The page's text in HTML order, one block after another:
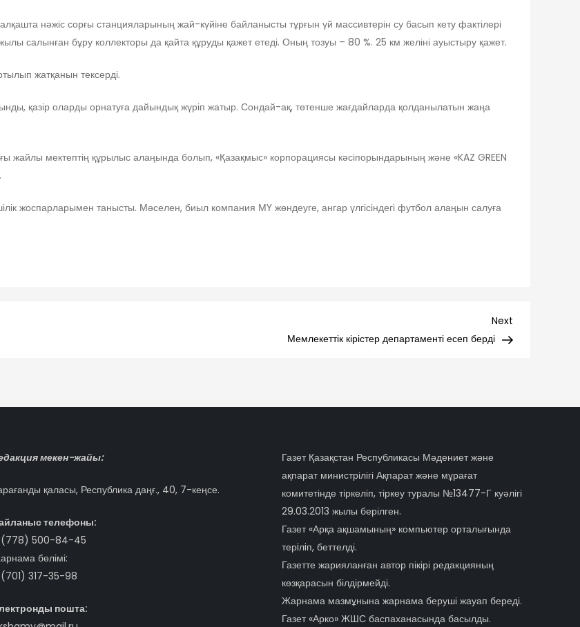
нәжіс сорғы станцияларының жай-күйіне байланысты тұрғын үй массивтерін су басып кету фактілері
салынған бұру коллекторы да қайта құруды қажет етеді. Оның тозуы – 80 %. 25 км желіні ауыстыру қажет.
жатқанын тексерді.
қазір оларды орнатуға дайындық жүріп жатыр. Сондай-ақ, төтенше жағдайларда қолданылатын жаңа
мектептің құрылыс алаңында болып, «Қазақмыс» корпорациясы кәсіпорындарының және «KAZ GREEN
жоспарларымен танысты. Мәселен, биыл компания МҮ жөндеуге, ангар үлгісіндегі футбол алаңын салуға
Post
Next
Мемлекеттік кірістер департаменті есеп берді
мекен-жайы:
қаласы, Республика даңғ., 40, 7-кеңсе.
телефоны:
500-84-45
бөлімі:
317-35-98
пошта:
Газет Қазақстан Республикасы Мәдениет және
ақпарат министрілігі Ақпарат және мұрағат
комитетінде тіркеліп, тіркеу туралы №13477-Г куәлігі
29.03.2013 жылы берілген.
Газет «Арқа ақшамының» компьютер орталығында
терiлiп, беттелді.
Газетте жарияланған автор пікірі редакцияның
көзқарасын білдірмейді.
Жарнама мазмұнына жарнама беруші жауап береді.
Газет «Арко» ЖШС баспаханасында басылды.